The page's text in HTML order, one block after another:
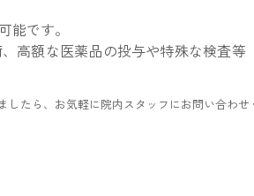
能です。
高額な医薬品の投与や特殊な検査
たら、お気軽に院内スタッフにお問い合わせ